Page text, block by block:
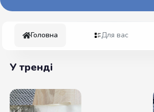
Головна Для вас
У тренді